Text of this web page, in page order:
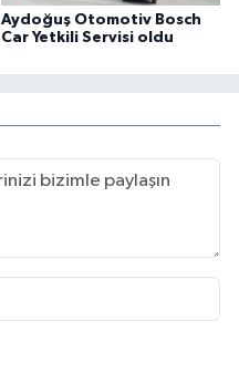
Aydoğuş Otomotiv Bosch
Car Yetkili Servisi oldu